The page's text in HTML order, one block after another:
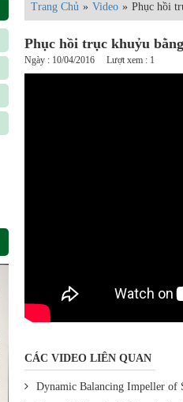
Trang Chủ » Video » Phục hồi
Phục hồi trục khuỷu
Ngày : 10/04/2016 Lượt xem : 1
CÁC VIDEO LIÊN QUAN
Dynamic Balancing Impeller of